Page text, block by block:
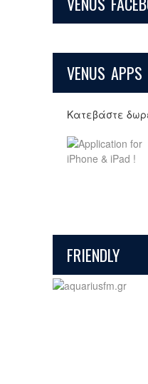
VENUS APPS
Κατεβάστε
FRIENDLY